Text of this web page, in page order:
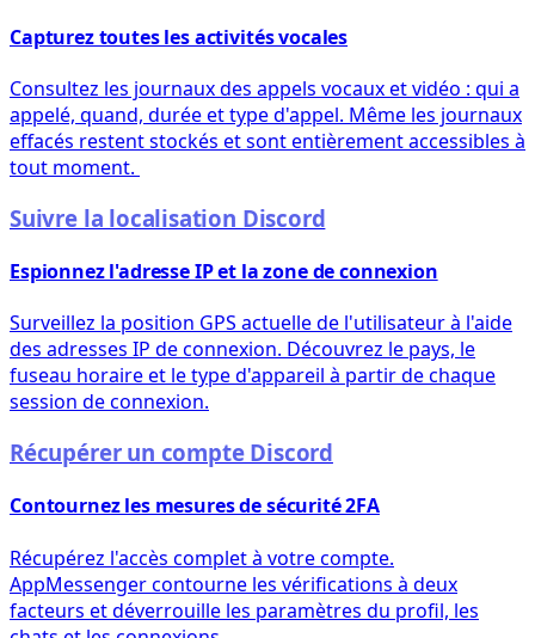
Capturez toutes les activités vocales
Consultez les journaux des appels vocaux et vidéo : qui a
appelé, quand, durée et type d'appel. Même les journaux
effacés restent stockés et sont entièrement accessibles à
tout moment.
Suivre la localisation Discord
Espionnez l'adresse IP et la zone de connexion
Surveillez la position GPS actuelle de l'utilisateur à l'aide
des adresses IP de connexion. Découvrez le pays, le
fuseau horaire et le type d'appareil à partir de chaque
session de connexion.
Récupérer un compte Discord
Contournez les mesures de sécurité 2FA
Récupérez l'accès complet à votre compte.
AppMessenger contourne les vérifications à deux
facteurs et déverrouille les paramètres du profil, les